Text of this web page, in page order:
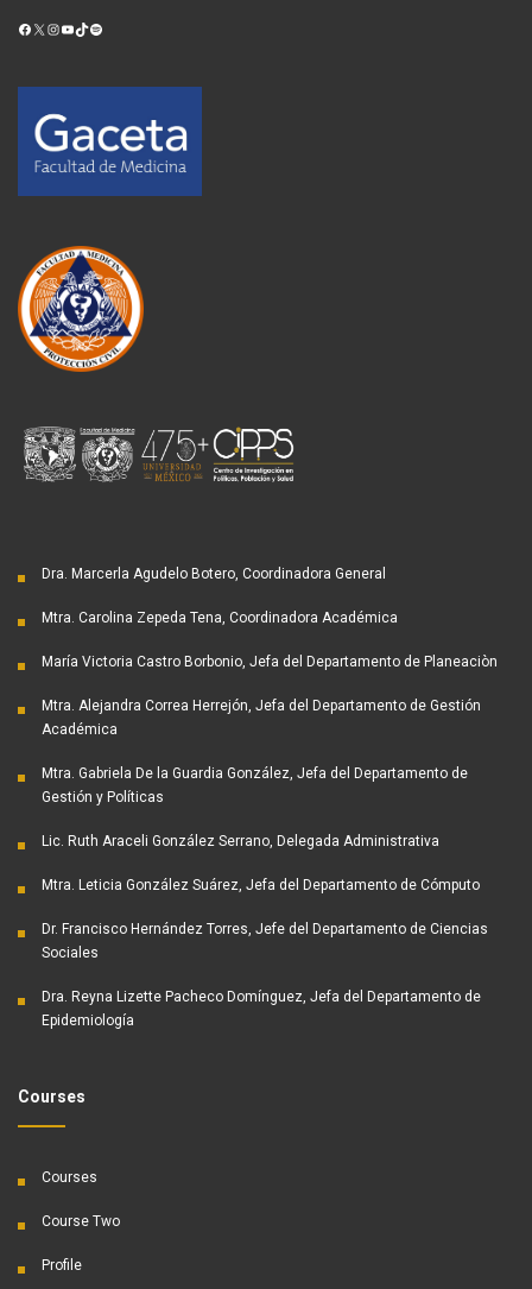
Facebook
X Instagram
YouTube
TikTok
Spotify
Dra. Marcerla Agudelo Botero, Coordinadora General
Mtra. Carolina Zepeda Tena, Coordinadora Académica
María Victoria Castro Borbonio, Jefa del Departamento de Planeaciòn
Mtra. Alejandra Correa Herrejón, Jefa del Departamento de Gestión
Académica
Mtra. Gabriela De la Guardia González, Jefa del Departamento de
Gestión y Políticas
Lic. Ruth Araceli González Serrano, Delegada Administrativa
Mtra. Leticia González Suárez, Jefa del Departamento de Cómputo
Dr. Francisco Hernández Torres, Jefe del Departamento de Ciencias
Sociales
Dra. Reyna Lizette Pacheco Domínguez, Jefa del Departamento de
Epidemiología
Courses
Courses
Course Two
Profile